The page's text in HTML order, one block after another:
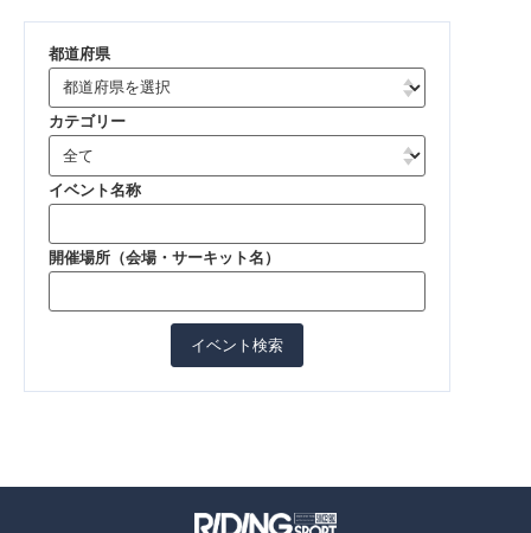
都道府県
カテゴリー
イベント名称
開催場所（会場・サーキット名）